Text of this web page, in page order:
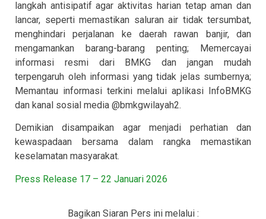
langkah antisipatif agar aktivitas harian tetap aman dan
lancar, seperti memastikan saluran air tidak tersumbat,
menghindari perjalanan ke daerah rawan banjir, dan
mengamankan barang-barang penting; Memercayai
informasi resmi dari BMKG dan jangan mudah
terpengaruh oleh informasi yang tidak jelas sumbernya;
Memantau informasi terkini melalui aplikasi InfoBMKG
dan kanal sosial media @bmkgwilayah2.
Demikian disampaikan agar menjadi perhatian dan
kewaspadaan bersama dalam rangka memastikan
keselamatan masyarakat.
Press Release 17 – 22 Januari 2026
Bagikan Siaran Pers ini melalui :